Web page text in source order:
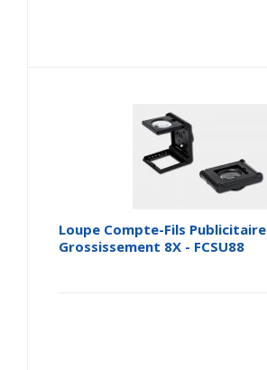
Loupe Compte-Fils Publicitaire
Grossissement 8X - FCSU88